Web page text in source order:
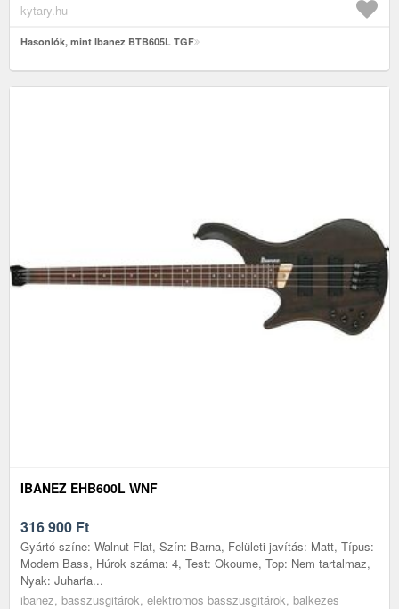
kytary.hu
Hasonlók, mint Ibanez BTB605L TGF
IBANEZ EHB600L WNF
316 900 Ft
Gyártó színe: Walnut Flat, Szín: Barna, Felületi javítás: Matt, Típus:
Modern Bass, Húrok száma: 4, Test: Okoume, Top: Nem tartalmaz,
Nyak: Juharfa...
ibanez, basszusgitárok, elektromos basszusgitárok, balkezes